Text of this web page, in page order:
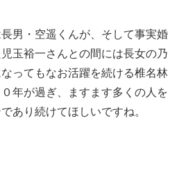
男・空遥くんが、そして事実婚
玉裕一さんとの間には長女の乃
ってもなお活躍を続ける椎名林
年が過ぎ、ますます多くの人を
あり続けてほしいですね。